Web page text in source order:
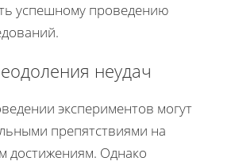
успешному проведению
неудач
экспериментов могут
препятствиями на
достижениям. Однако